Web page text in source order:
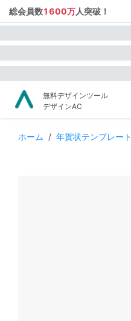
総会員数1600万人突破！
無料デザインツール
デザインAC
ホーム / 年賀状テンプレート